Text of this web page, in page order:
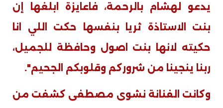
يدعو لهشام بالرحمة، فاعايزة ابلغها إن
بنت الاستاذة ثريا بنفسها حكت اللي انا
حكيته لانها بنت اصول وحافظة للجميل،
ربنا ينجينا من شروركم وقلوبكم الجحيم".
وكانت الفنانة نشوى مصطفى كشفت من